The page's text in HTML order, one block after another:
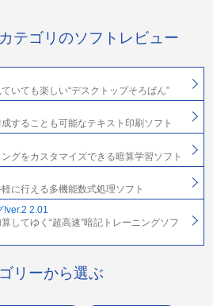
テゴリのソフトレビュー
いても楽しい“デスクトップそろばん”
することも可能なテキスト印刷ソフト
グをカスタマイズできる暗算学習ソフト
に行える多機能数式処理ソフト
2.01
してゆく“超高速”暗記トレーニングソフ
リーから選ぶ